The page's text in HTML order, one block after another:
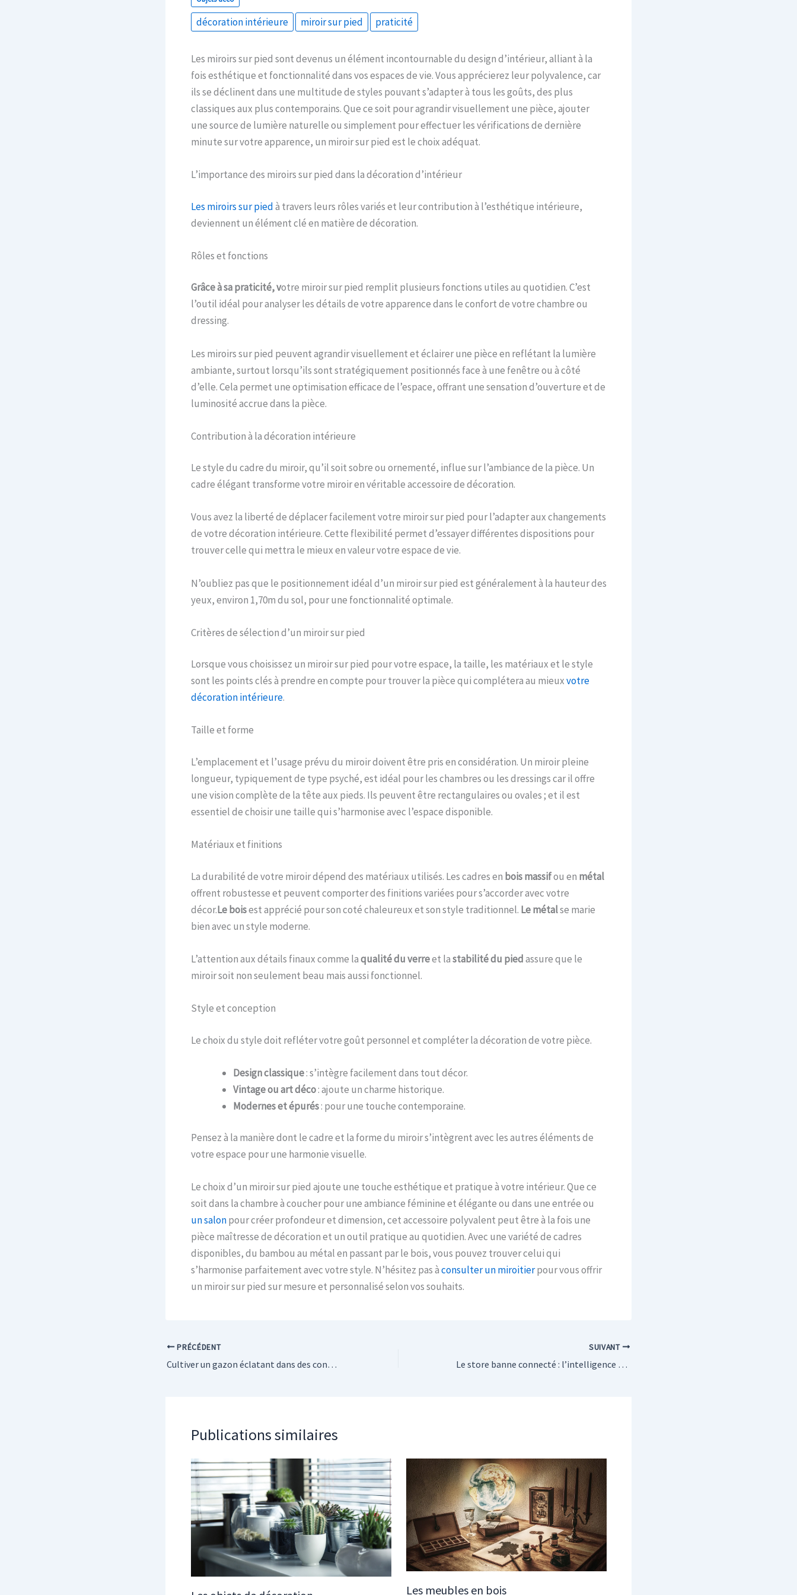
décoration intérieure miroir sur pied praticité
Les miroirs sur pied sont devenus un élément incontournable du design d’intérieur, alliant à la
fois esthétique et fonctionnalité dans vos espaces de vie. Vous apprécierez leur polyvalence, car
ils se déclinent dans une multitude de styles pouvant s’adapter à tous les goûts, des plus
classiques aux plus contemporains. Que ce soit pour agrandir visuellement une pièce, ajouter
une source de lumière naturelle ou simplement pour effectuer les vérifications de dernière
minute sur votre apparence, un miroir sur pied est le choix adéquat.
L’importance des miroirs sur pied dans la décoration d’intérieur
Les miroirs sur piedà travers leurs rôles variés et leur contribution à l’esthétique intérieure,
deviennent un élément clé en matière de décoration.
Rôles et fonctions
Grâce à sa praticité,votre miroir sur pied remplit plusieurs fonctions utiles au quotidien. C’est
l’outil idéal pour analyser les détails de votre apparence dans le confort de votre chambre ou
dressing.
Les miroirs sur pied peuvent agrandir visuellement et éclairer une pièce en reflétant la lumière
ambiante, surtout lorsqu’ils sont stratégiquement positionnés face à une fenêtre ou à côté
d’elle. Cela permet une optimisation efficace de l’espace, offrant une sensation d’ouverture et de
luminosité accrue dans la pièce.
Contribution à la décoration intérieure
Le style du cadre du miroir, qu’il soit sobre ou ornementé, influe sur l’ambiance de la pièce. Un
cadre élégant transforme votre miroir en véritable accessoire de décoration.
Vous avez la liberté de déplacer facilement votre miroir sur pied pour l’adapter aux changements
de votre décoration intérieure. Cette flexibilité permet d’essayer différentes dispositions pour
trouver celle qui mettra le mieux en valeur votre espace de vie.
N’oubliez pas que le positionnement idéal d’un miroir sur pied est généralement à la hauteur des
yeux, environ 1,70m du sol, pour une fonctionnalité optimale.
Critères de sélection d’un miroir sur pied
Lorsque vous choisissez un miroir sur pied pour votre espace, la taille, les matériaux et le style
sont les points clés à prendre en compte pour trouver la pièce qui complétera au mieuxvotre
décoration intérieure.
Taille et forme
L’emplacement et l’usage prévu du miroir doivent être pris en considération. Un miroir pleine
longueur, typiquement de type psyché, est idéal pour les chambres ou les dressings car il offre
une vision complète de la tête aux pieds. Ils peuvent être rectangulaires ou ovales ; et il est
essentiel de choisir une taille qui s’harmonise avec l’espace disponible.
Matériaux et finitions
La durabilité de votre miroir dépend des matériaux utilisés. Les cadres en bois massifou en métal
offrent robustesse et peuvent comporter des finitions variées pour s’accorder avec votre
décor.Le boisest apprécié pour son coté chaleureux et son style traditionnel. Le métalse marie
bien avec un style moderne.
L’attention aux détails finaux comme laqualité du verreet lastabilité du piedassure que le
miroir soit non seulement beau mais aussi fonctionnel.
Style et conception
Le choix du style doit refléter votre goût personnel et compléter la décoration de votre pièce.
Design classique: s’intègre facilement dans tout décor.
Vintage ou art déco: ajoute un charme historique.
Modernes et épurés: pour une touche contemporaine.
Pensez à la manière dont le cadre et la forme du miroir s’intègrent avec les autres éléments de
votre espace pour une harmonie visuelle.
Le choix d’un miroir sur pied ajoute une touche esthétique et pratique à votre intérieur. Que ce
soit dans la chambre à coucher pour une ambiance féminine et élégante ou dans une entrée ou
un salonpour créer profondeur et dimension, cet accessoire polyvalent peut être à la fois une
pièce maîtresse de décoration et un outil pratique au quotidien. Avec une variété de cadres
disponibles, du bambou au métal en passant par le bois, vous pouvez trouver celui qui
s’harmonise parfaitement avec votre style. N’hésitez pas àconsulter un miroitierpour vous offrir
un miroir sur pied sur mesure et personnalisé selon vos souhaits.
PRÉCÉDENT
Cultiver un gazon éclatant dans des conditions ombragées : conseils pratiques
SUIVANT
Le store banne connecté : l’intelligence artificielle au service de votre confort
Publications similaires
Les meubles en bois